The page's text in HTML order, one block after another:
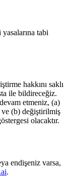
tabi
hakkını saklı
ile bildireceğiz.
etmeniz, (a)
(b) değiştirilmiş
olacaktır.
endişeniz varsa,
.